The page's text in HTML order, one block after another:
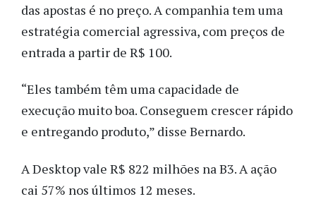
das apostas é no preço. A companhia tem uma
estratégia comercial agressiva, com preços de
entrada a partir de R$ 100.
“Eles também têm uma capacidade de
execução muito boa. Conseguem crescer rápido
e entregando produto,” disse Bernardo.
A Desktop vale R$ 822 milhões na B3. A ação
cai 57% nos últimos 12 meses.